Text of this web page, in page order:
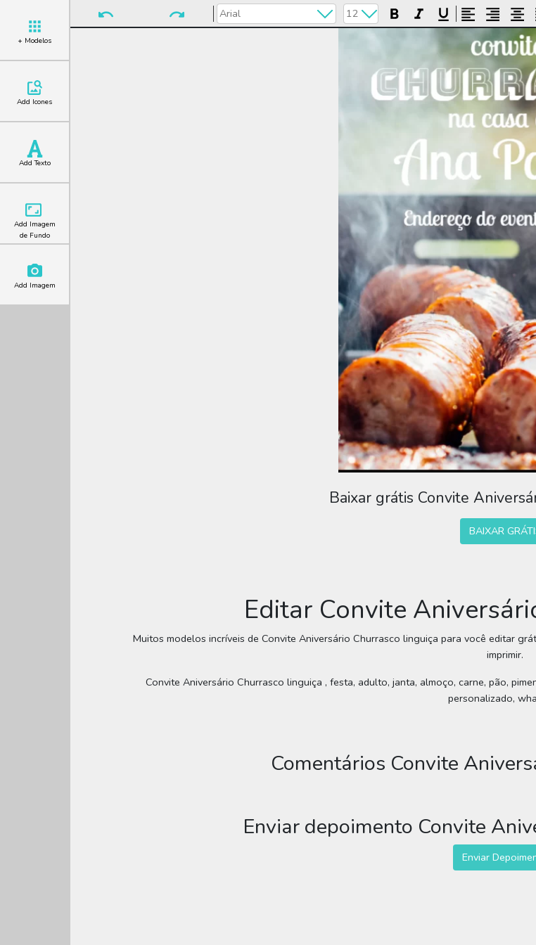
+ Modelos
Add Icones
Add Texto
Add Imagem
de Fundo
Add Imagem
Baixar grátis Convite
BAIXAR
Editar Convite
Muitos modelos incríveis de Convite Aniversário Churrasco linguiça para você editar
imprimir.
Convite Aniversário Churrasco linguiça , festa, adulto, janta, almoço, carne, pão,
personalizado,
Comentários Convite
Enviar depoimento Convite
Enviar